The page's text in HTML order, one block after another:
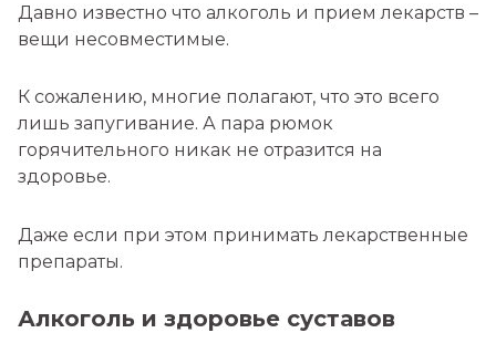
Давно известно что алкоголь и прием лекарств –
вещи несовместимые.
К сожалению, многие полагают, что это всего
лишь запугивание. А пара рюмок
горячительного никак не отразится на
здоровье.
Даже если при этом принимать лекарственные
препараты.
Алкоголь и здоровье суставов